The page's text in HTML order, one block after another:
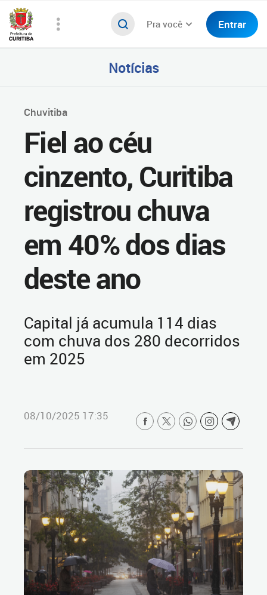
Pra você Entrar
Notícias
Chuvitiba
Fiel ao céu
cinzento, Curitiba
registrou chuva
em 40% dos dias
deste ano
Capital já acumula 114 dias
com chuva dos 280 decorridos
em 2025
08/10/2025 17:35